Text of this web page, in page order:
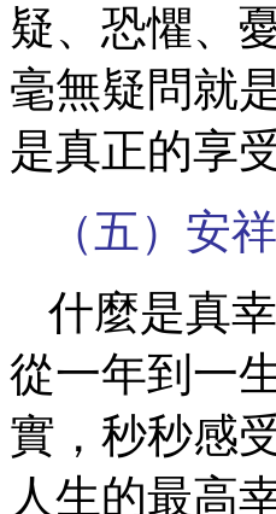
疑、恐懼、
毫無疑問就
是真正的享
（五）安
什麼是真
從一年到一
實，秒秒感
人生的最高